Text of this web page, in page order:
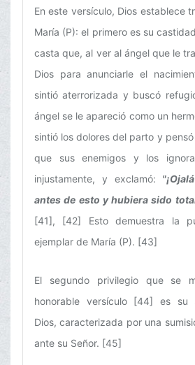
En este versículo, Dios establece
María (P): el primero es su
casta que, al ver al ángel que le
Dios para anunciarle el
sintió aterrorizada y buscó
ángel se le apareció como un
sintió los dolores del parto y
que sus enemigos y los
injustamente, y exclamó:
antes de esto y hubiera sido
[41], [42] Esto demuestra la
ejemplar de María (P). [43]
El segundo privilegio que se
honorable versículo [44] es su
Dios, caracterizada por una
ante su Señor. [45]